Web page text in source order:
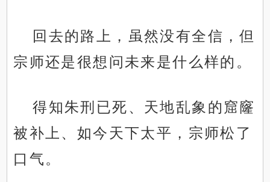
回去的路上，虽然没有全信，但
宗师还是很想问未来是什么样的。
得知朱刑已死、天地乱象的窟窿
被补上、如今天下太平，宗师松了
口气。